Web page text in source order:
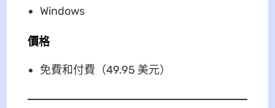
Windows
價格
免費和付費（49.95 美元）